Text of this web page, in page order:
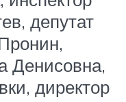
депутат
Денисовна,
директор